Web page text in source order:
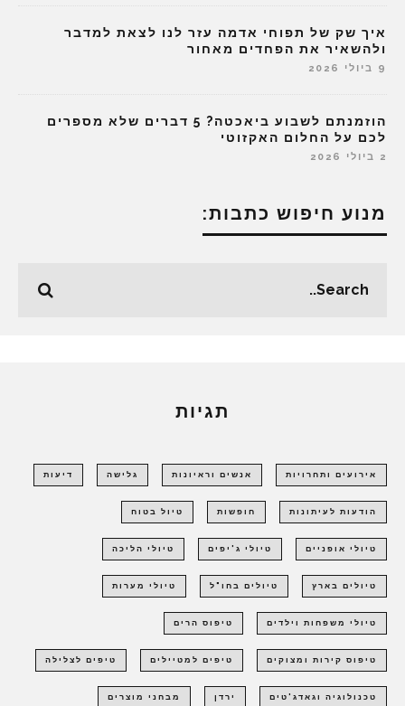
איך שק של תפוחי אדמה עזר לנו לצאת למדבר
ולהשאיר את הפחדים מאחור
9 ביולי 2026
הוזמנתם לשבוע ביאכטה? 5 דברים שלא מספרים
לכם על החלום האקזוטי
2 ביולי 2026
מנוע חיפוש כתבות:
תגיות
אירועים ותחרויות אנשים וראיונות גלישה דיעות
הודעות לעיתונות חופשות טיול בטוח
טיולי אופניים טיולי ג'יפים טיולי הליכה
טיולים בארץ טיולים בחו"ל טיולי מערות
טיולי משפחות וילדים טיפוס הרים
טיפוס קירות ומצוקים טיפים למטיילים טיפים לצלילה
טכנולוגיה וגאדג'טים ירדן מבחני מוצרים